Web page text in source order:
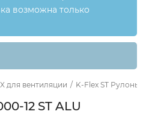
возможна только
для вентиляции / K-Flex ST Рулоны
12 ST ALU